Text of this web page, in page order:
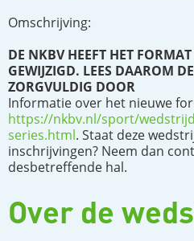
Omschrijving:
DE NKBV HEEFT HET
GEWIJZIGD. LEES DAAROM
ZORGVULDIG DOOR
Informatie over het nieuwe
https://nkbv.nl/sport/
series.html. Staat deze
inschrijvingen? Neem dan
desbetreffende hal.
Over de